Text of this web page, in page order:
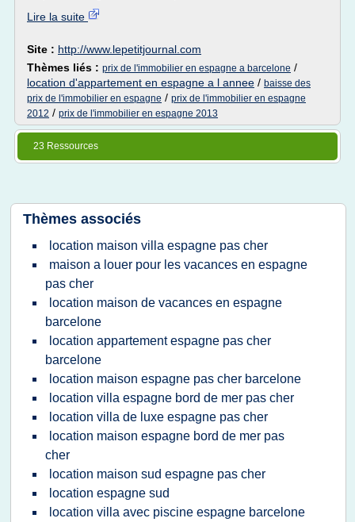
Lire la suite
Site : http://www.lepetitjournal.com
Thèmes liés : prix de l'immobilier en espagne a barcelone /
location d'appartement en espagne a l annee / baisse des
prix de l'immobilier en espagne / prix de l'immobilier en espagne
2012 / prix de l'immobilier en espagne 2013
23 Ressources
Thèmes associés
location maison villa espagne pas cher
maison a louer pour les vacances en espagne
pas cher
location maison de vacances en espagne
barcelone
location appartement espagne pas cher
barcelone
location maison espagne pas cher barcelone
location villa espagne bord de mer pas cher
location villa de luxe espagne pas cher
location maison espagne bord de mer pas
cher
location maison sud espagne pas cher
location espagne sud
location villa avec piscine espagne barcelone